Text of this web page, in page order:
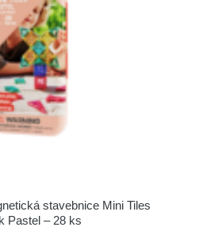
stavebnice Mini Tiles
Pastel – 28 ks